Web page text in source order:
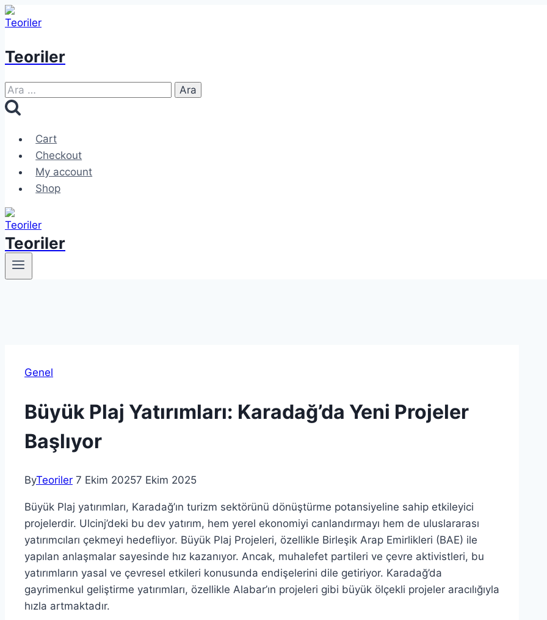
Skip
to
Teoriler
Arama:
Cart
Checkout
My account
Shop
Teoriler
Genel
Büyük Plaj Yatırımları: Karadağ’da Yeni Projeler
Başlıyor
ByTeoriler 7 Ekim 20257 Ekim 2025
Büyük Plaj yatırımları, Karadağ’ın turizm sektörünü dönüştürme potansiyeline sahip etkileyici
projelerdir. Ulcinj’deki bu dev yatırım, hem yerel ekonomiyi canlandırmayı hem de uluslararası
yatırımcıları çekmeyi hedefliyor. Büyük Plaj Projeleri, özellikle Birleşik Arap Emirlikleri (BAE) ile
yapılan anlaşmalar sayesinde hız kazanıyor. Ancak, muhalefet partileri ve çevre aktivistleri, bu
yatırımların yasal ve çevresel etkileri konusunda endişelerini dile getiriyor. Karadağ’da
gayrimenkul geliştirme yatırımları, özellikle Alabar’ın projeleri gibi büyük ölçekli projeler aracılığıyla
hızla artmaktadır.